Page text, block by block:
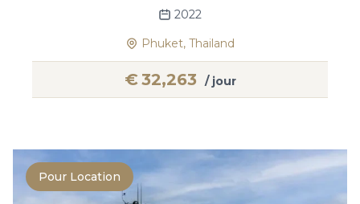
2022
Phuket, Thailand
€32,263 / jour
Pour Location